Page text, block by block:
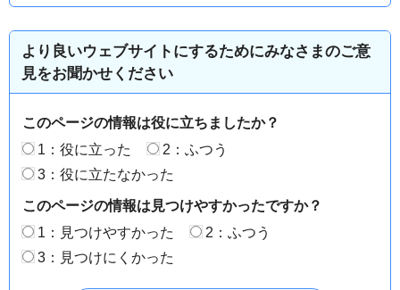
より良いウェブサイトにするためにみなさまのご意
見をお聞かせください
このページの情報は役に立ちましたか？
1：役に立った
2：ふつう
3：役に立たなかった
このページの情報は見つけやすかったですか？
1：見つけやすかった
2：ふつう
3：見つけにくかった